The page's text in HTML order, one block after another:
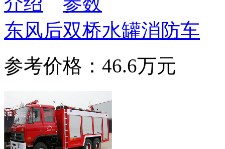
东风后双桥水罐消防车
参考价格：46.6万元